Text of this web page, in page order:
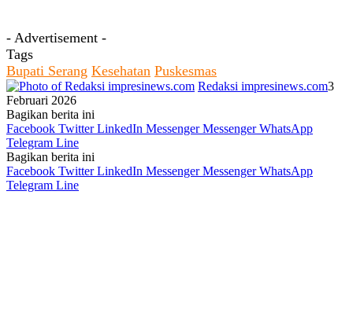
- Advertisement -
Tags
Bupati Serang Kesehatan Puskesmas
Redaksi impresinews.com3
Februari 2026
Bagikan berita ini
Facebook Twitter LinkedIn Messenger Messenger WhatsApp
Telegram Line
Bagikan berita ini
Facebook Twitter LinkedIn Messenger Messenger WhatsApp
Telegram Line